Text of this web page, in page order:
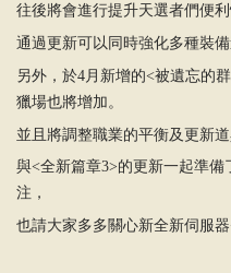
往後將會進行提升天選者們便
通過更新可以同時強化多種裝
另外，於4月新增的<被遺忘的
獵場也將增加。
並且將調整職業的平衡及更新道
與<全新篇章3>的更新一起準
注，
也請大家多多關心新全新伺服器